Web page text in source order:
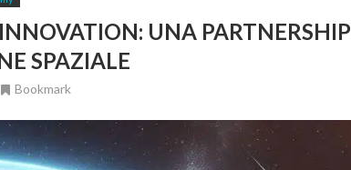
UNA PARTNERSHIP
SPAZIALE
Bookmark